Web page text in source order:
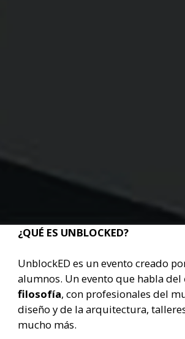
¿QUÉ ES UNBLOCKED?
UnblockED es un evento creado
alumnos. Un evento que habla del
filosofía, con profesionales del
diseño y de la arquitectura,
mucho más.